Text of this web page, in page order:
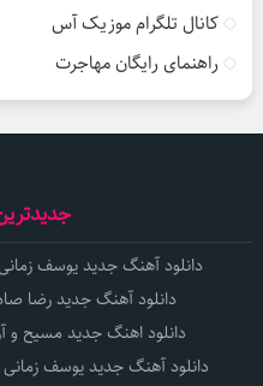
کانال تلگرام موزیک آس
راهنمای رایگان مهاجرت
دانلود آهنگ جدید یوسف
دانلود آهنگ جدید رضا
دانلود اهنگ جدید مسیح و
دانلود آهنگ جدید یوسف